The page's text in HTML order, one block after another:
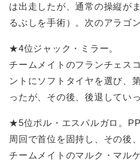
は出走したが、通常の操縦が
るぶしを手術）。次のアラゴ
★4位ジャック・ミラー。
チームメイトのフランチェス
ントにソフトタイヤを選び、
ったが、その後、後退していっ
★5位ポル・エスパルガロ。
周回で首位を固持し、その後
チームメイトのマルク・マル